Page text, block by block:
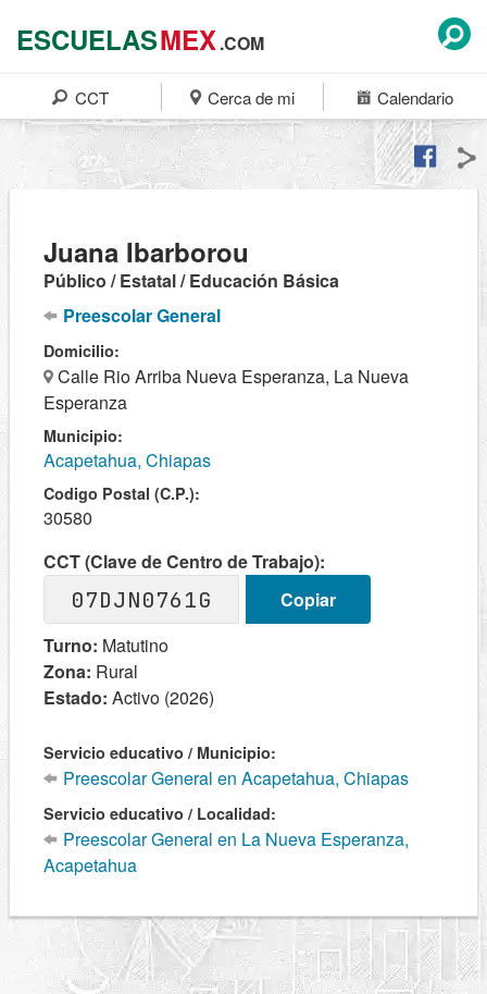
ESCUELASMEX.COM
CCT Cerca de mi Calendario
Juana Ibarborou
Público / Estatal / Educación Básica
Preescolar General
Domicilio:
Calle Rio Arriba Nueva Esperanza, La Nueva
Esperanza
Municipio:
Acapetahua, Chiapas
Codigo Postal (C.P.):
30580
CCT (Clave de Centro de Trabajo):
07DJN0761G
Copiar
Turno: Matutino
Zona: Rural
Estado: Activo (2026)
Servicio educativo / Municipio:
Preescolar General en Acapetahua, Chiapas
Servicio educativo / Localidad:
Preescolar General en La Nueva Esperanza,
Acapetahua